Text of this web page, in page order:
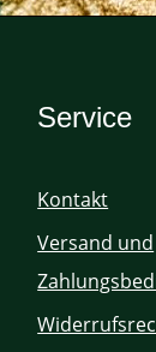
Service
Kontakt
Versand und